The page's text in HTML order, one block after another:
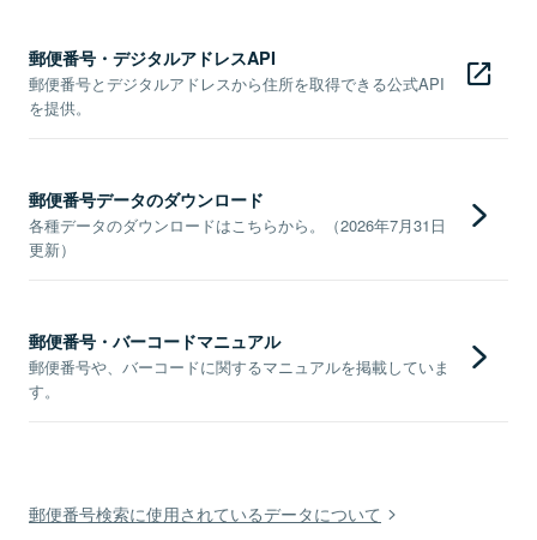
郵便番号・デジタルアドレスAPI
郵便番号とデジタルアドレスから住所を取得できる公式API
を提供。
郵便番号データのダウンロード
各種データのダウンロードはこちらから。（2026年7月31日
更新）
郵便番号・バーコードマニュアル
郵便番号や、バーコードに関するマニュアルを掲載していま
す。
郵便番号検索に使用されているデータについて